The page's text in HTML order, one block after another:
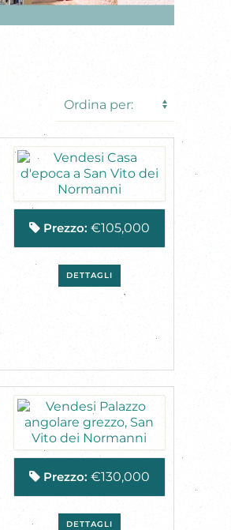
Prezzo: €105,000
DETTAGLI
Prezzo: €130,000
DETTAGLI